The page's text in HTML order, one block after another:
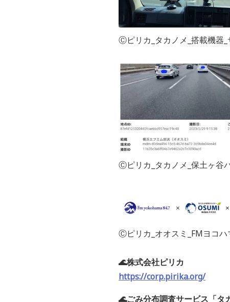
Ⓒピリカ_タカノメ_搭載機器_
Ⓒピリカ_タカノメ_保土ヶ谷
Ⓒピリカ_オオスミ_FMヨコハ
🌊株式会社ピリカ
https://corp.pirika.org/
🌊ごみ分布調査サービス「タ